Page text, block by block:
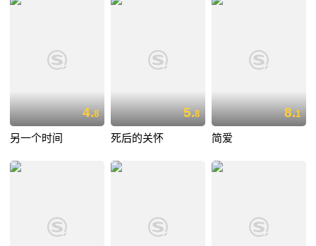
4.8
另一个时间
5.8
死后的关怀
8.1
简爱